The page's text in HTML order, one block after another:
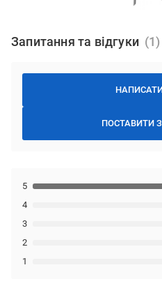
Запитання та відгуки
ПОСТАВИТИ
1
2
3
4
5